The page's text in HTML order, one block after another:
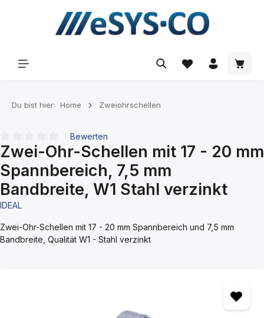
springen
Du bist hier: Home Zweiohrschellen
Durchschnittliche Bewertung von 0 von 5 Sternen
Bewerten
Zwei-Ohr-Schellen mit 17 - 20 mm
Spannbereich, 7,5 mm
Bandbreite, W1 Stahl verzinkt
IDEAL
Zwei-Ohr-Schellen mit 17 - 20 mm Spannbereich und 7,5 mm
Bandbreite, Qualität W1 - Stahl verzinkt